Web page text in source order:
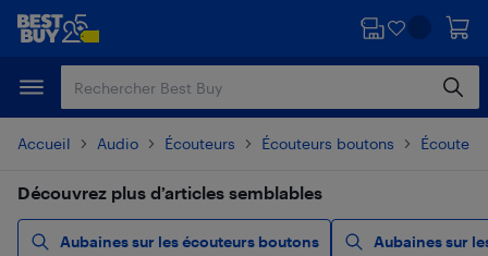
Passer
principal
Passer
Accueil Audio Écouteurs Écouteurs boutons
Découvrez plus d’articles semblables
Aubaines sur les écouteurs boutons Aubaines sur